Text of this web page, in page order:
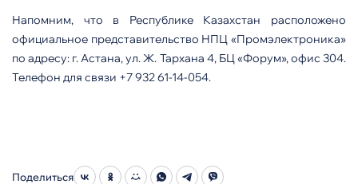
Напомним, что в Республике Казахстан расположено
официальное представительство НПЦ «Промэлектроника»
по адресу: г. Астана, ул. Ж. Тархана 4, БЦ «Форум», офис 304.
Телефон для связи +7 932 61-14-054.
Поделиться